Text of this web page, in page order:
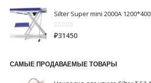
Silter Super mini 2000A 1200*400
0из 5
₽31450
САМЫЕ ПРОДАВАЕМЫЕ ТОВАРЫ